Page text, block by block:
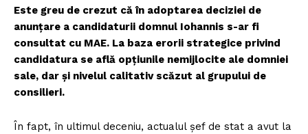
Este greu de crezut că în adoptarea deciziei de
anunțare a candidaturii domnul Iohannis s-ar fi
consultat cu MAE. La baza erorii strategice privind
candidatura se află opțiunile nemijlocite ale domniei
sale, dar și nivelul calitativ scăzut al grupului de
consilieri.
În fapt, în ultimul deceniu, actualul șef de stat a avut la